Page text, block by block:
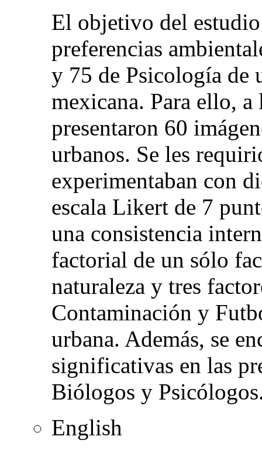
El objetivo del
preferencias
y 75 de Psicología de
mexicana. Para ello,
presentaron 60
urbanos. Se les
experimentaban con
escala Likert de 7
una consistencia
factorial de un sólo
naturaleza y tres
Contaminación y
urbana. Además, se
significativas en las
Biólogos y
English